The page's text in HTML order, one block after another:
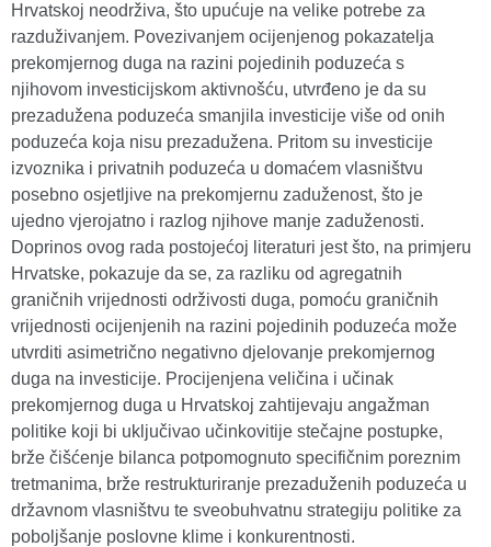
Hrvatskoj neodrživa, što upućuje na velike potrebe za
razduživanjem. Povezivanjem ocijenjenog pokazatelja
prekomjernog duga na razini pojedinih poduzeća s
njihovom investicijskom aktivnošću, utvrđeno je da su
prezadužena poduzeća smanjila investicije više od onih
poduzeća koja nisu prezadužena. Pritom su investicije
izvoznika i privatnih poduzeća u domaćem vlasništvu
posebno osjetljive na prekomjernu zaduženost, što je
ujedno vjerojatno i razlog njihove manje zaduženosti.
Doprinos ovog rada postojećoj literaturi jest što, na primjeru
Hrvatske, pokazuje da se, za razliku od agregatnih
graničnih vrijednosti održivosti duga, pomoću graničnih
vrijednosti ocijenjenih na razini pojedinih poduzeća može
utvrditi asimetrično negativno djelovanje prekomjernog
duga na investicije. Procijenjena veličina i učinak
prekomjernog duga u Hrvatskoj zahtijevaju angažman
politike koji bi uključivao učinkovitije stečajne postupke,
brže čišćenje bilanca potpomognuto specifičnim poreznim
tretmanima, brže restrukturiranje prezaduženih poduzeća u
državnom vlasništvu te sveobuhvatnu strategiju politike za
poboljšanje poslovne klime i konkurentnosti.